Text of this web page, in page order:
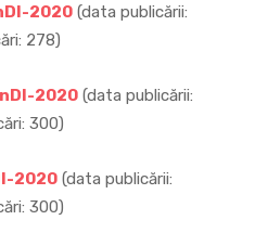
2020 (data publicării:
278)
2020 (data publicării:
300)
2020 (data publicării:
300)